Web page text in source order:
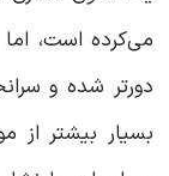
می‌کرده است،
دورتر شده و
بسیار بیشتر از